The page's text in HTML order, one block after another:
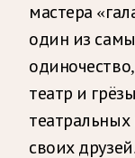
мастера
один из
театр и
своих